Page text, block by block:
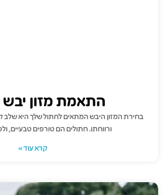
התאמת מזון
בחירת המזון היבש המתאים לחתול שלך היא שלב
ורווחתו. חתולים הם טורפים טבעיים,
קרא עוד »